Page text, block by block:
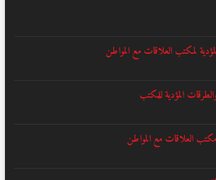
لمكتب العلاقات مع المواطن
المؤدية للمكتب
العلاقات مع المواطن